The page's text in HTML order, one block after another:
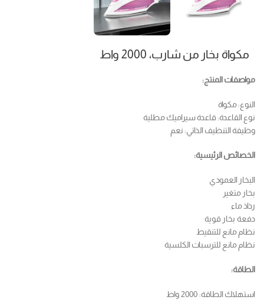
مكواة بخار من شارب، 2000 واط
مواصفات المنتج:
النوع: مكواة
نوع القاعدة: قاعدة سيراميك مطلية
وظيفة التنظيف الذاتي: نعم
الخصائص الرئيسية:
البخار العمودي
بخار متغير
رذاذ ماء
دفعة بخار قوية
نظام مانع للتنقيط
نظام مانع للترسبات الكلسية
الطاقة:
استهلاك الطاقة: 2000 واط